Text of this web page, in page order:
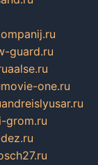
guard.ru
aalse.ru
movie-one.ru
andreislyusar.ru
grom.ru